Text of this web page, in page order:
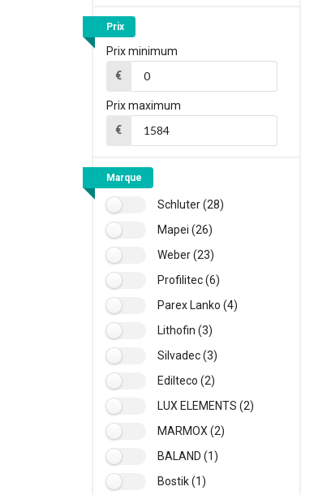
Prix
Prix minimum
€
Prix maximum
€
Marque
Schluter (28)
Mapei (26)
Weber (23)
Profilitec (6)
Parex Lanko (4)
Lithofin (3)
Silvadec (3)
Edilteco (2)
LUX ELEMENTS (2)
MARMOX (2)
BALAND (1)
Bostik (1)